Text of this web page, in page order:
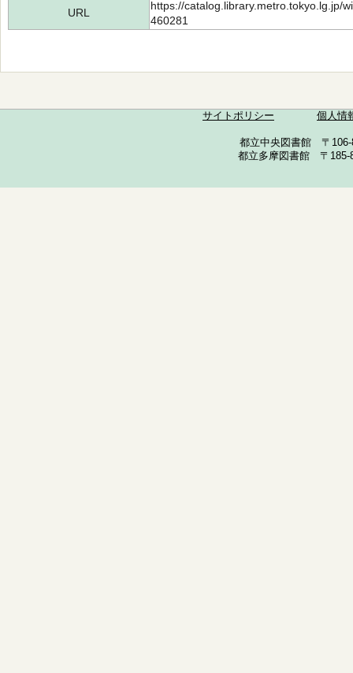
URL
https://catalog.library.metro.tokyo.lg.jp/
460281
サイトポリシー 個人情
都立中央図書館 〒
都立多摩図書館 〒185-